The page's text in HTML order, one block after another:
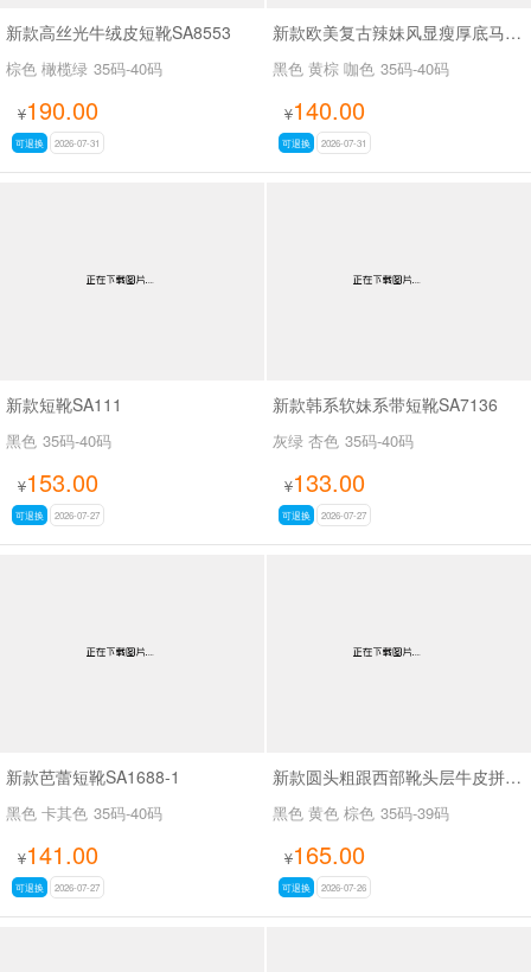
新款高丝光牛绒皮短靴SA8553
棕色 橄榄绿 35码-40码
¥190.00
可退换 2026-07-31
新款欧美复古辣妹风显瘦厚底马丁靴女褶皱皮带扣机车短靴粗跟中筒靴SA703
黑色 黄棕 咖色 35码-40码
¥140.00
可退换 2026-07-31
新款短靴SA111
黑色 35码-40码
¥153.00
可退换 2026-07-27
新款韩系软妹系带短靴SA7136
灰绿 杏色 35码-40码
¥133.00
可退换 2026-07-27
新款芭蕾短靴SA1688-1
黑色 卡其色 35码-40码
¥141.00
可退换 2026-07-27
新款圆头粗跟西部靴头层牛皮拼接皮带扣短筒靴SA6002
黑色 黄色 棕色 35码-39码
¥165.00
可退换 2026-07-26